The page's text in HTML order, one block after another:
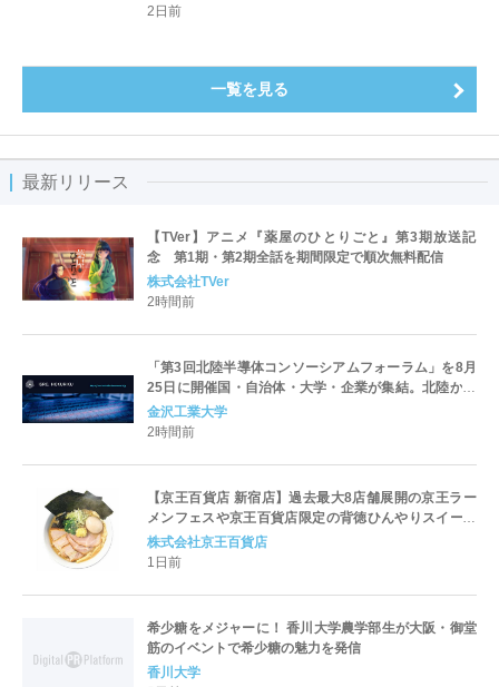
2日前
一覧を見る
最新リリース
【TVer】アニメ『薬屋のひとりごと』第3期放送記
念 第1期・第2期全話を期間限定で順次無料配信
株式会社TVer
2時間前
「第3回北陸半導体コンソーシアムフォーラム」を8月
25日に開催国・自治体・大学・企業が集結。北陸から
世界に向けた半導体産業の発展とエコシステム形成を
議論
金沢工業大学
2時間前
【京王百貨店 新宿店】過去最大8店舗展開の京王ラー
メンフェスや京王百貨店限定の背徳ひんやりスイーツ
など、実演グルメが充実 過去最長21日間、計90店舗
出店の 「大北海道展」
株式会社京王百貨店
1日前
希少糖をメジャーに！ 香川大学農学部生が大阪・御堂
筋のイベントで希少糖の魅力を発信
香川大学